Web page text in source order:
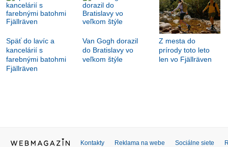
Späť do lavíc a
kancelárií s
farebnými batohmi
Fjällräven
Van Gogh dorazil
do Bratislavy vo
veľkom štýle
Z mesta do
prírody toto leto
len vo Fjällräven
Kontakty Reklama na webe Sociálne siete